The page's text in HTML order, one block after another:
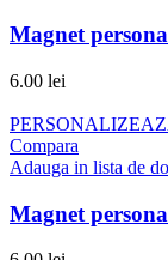
Magnet
6.00 lei
Compara
Adauga in lista de
Magnet